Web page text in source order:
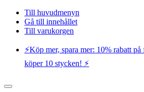
Till huvudmenyn
Gå till innehållet
Till varukorgen
⚡️Köp mer, spara mer: 10% rabatt
köper 10 stycken! ⚡️